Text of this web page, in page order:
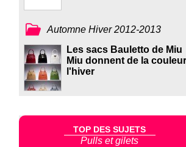
Automne Hiver 2012-2013
Les sacs Bauletto de Miu
Miu donnent de la
l'hiver
TOP DES SUJETS
Pulls et gilets